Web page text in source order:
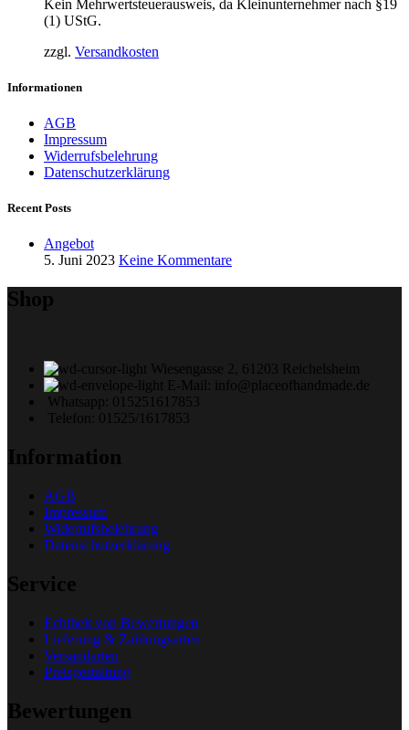
Kein Mehrwertsteuerausweis, da Kleinunternehmer nach §19
(1) UStG.
zzgl. Versandkosten
Informationen
AGB
Impressum
Widerrufsbelehrung
Datenschutzerklärung
Recent Posts
Angebot
5. Juni 2023 Keine Kommentare
Shop
Wiesengasse 2, 61203 Reichelsheim
E-Mail: info@placeofhandmade.de
Whatsapp: 015251617853
Telefon: 01525/1617853
Information
AGB
Impressum
Widerrufsbelehrung
Datenschutzerklärung
Service
Echtheit von Bewertungen
Lieferung & Zahlungsarten
Versandarten
Preisgestaltung
Bewertungen